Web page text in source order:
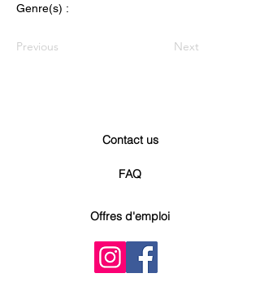
Genre(s) :
Previous Next
Contact us
FAQ
Offres d'emploi